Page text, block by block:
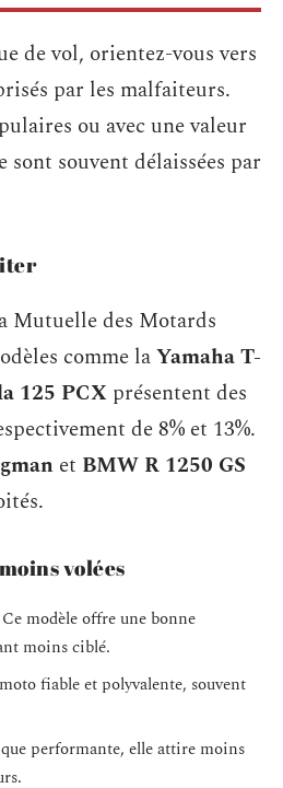
de vol, orientez-vous vers
par les malfaiteurs.
ou avec une valeur
souvent délaissées par
Mutuelle des Motards
comme laYamaha T-
125 PCX présentent des
de 8% et 13%.
et BMW R 1250 GS
volées
modèle offre une bonne
moins ciblé.
fiable et polyvalente, souvent
performante, elle attire moins